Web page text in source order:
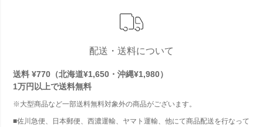
配送・送料について
送料 ¥770（北海道¥1,650・沖縄¥1,980）
1万円以上で送料無料
※大型商品など一部送料無料対象外の商品がございます。
■佐川急便、日本郵便、西濃運輸、ヤマト運輸、他にて商品配送を行なって